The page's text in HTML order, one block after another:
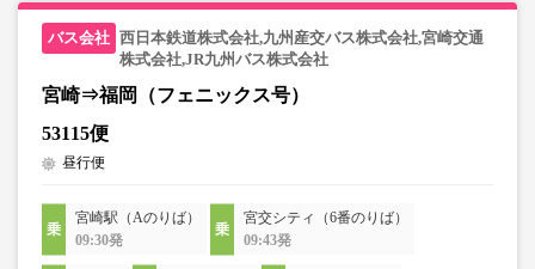
西日本鉄道株式会社,九州産交バス株式会社,宮崎交通
株式会社,JR九州バス株式会社
宮崎⇒福岡（フェニックス号）
53115便
昼行便
宮崎駅（Aのりば）
09:30発
宮交シティ（6番のりば）
09:43発